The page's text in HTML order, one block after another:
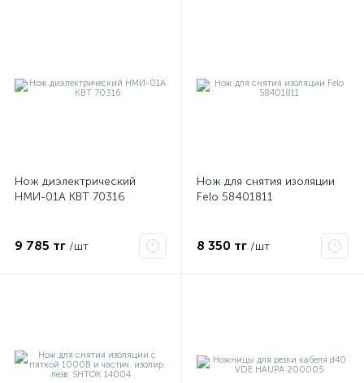
Нож диэлектрический
НМИ-01А КВТ 70316
9 785 тг /шт
Нож для снятия изоляции
Felo 58401811
8 350 тг /шт